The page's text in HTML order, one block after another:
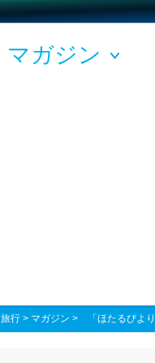
マガジン
旅行 > マガジン > 「ほたるびよ